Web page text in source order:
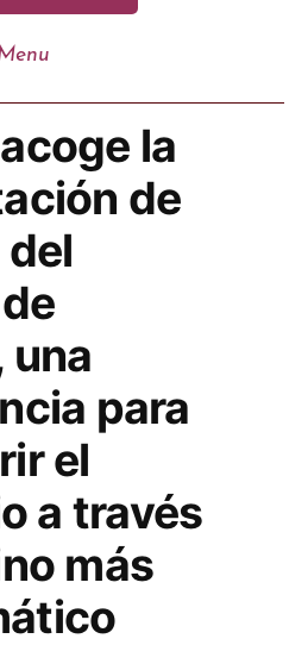
la
de
del
una
para
el
a través
más